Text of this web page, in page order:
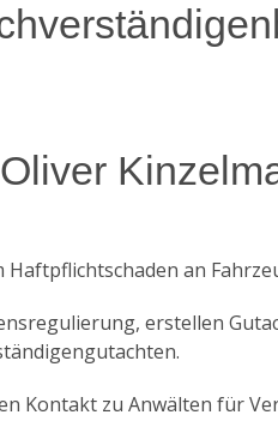
an
erstellen
Kontakt zu Anwälten für